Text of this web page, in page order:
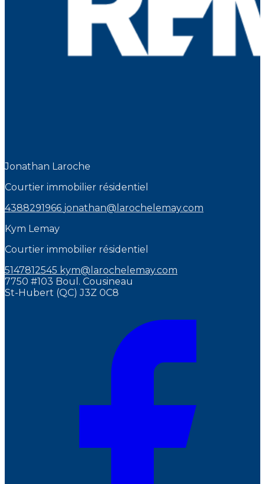
Jonathan Laroche
Courtier immobilier résidentiel
4388291966 jonathan@larochelemay.com
Kym Lemay
Courtier immobilier résidentiel
5147812545 kym@larochelemay.com
7750 #103 Boul. Cousineau
St-Hubert (QC) J3Z 0C8